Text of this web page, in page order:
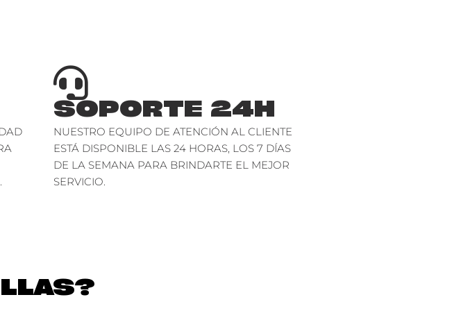
SOPORTE 24H
NUESTRO EQUIPO DE ATENCIÓN AL CLIENTE
ESTÁ DISPONIBLE LAS 24 HORAS, LOS 7 DÍAS
DE LA SEMANA PARA BRINDARTE EL MEJOR
SERVICIO.